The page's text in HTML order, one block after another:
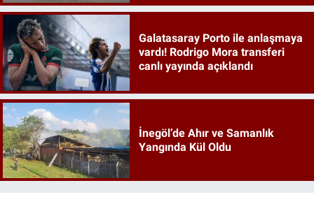
Galatasaray Porto ile anlaşmaya
vardı! Rodrigo Mora transferi
canlı yayında açıklandı
İnegöl’de Ahır ve Samanlık
Yangında Kül Oldu